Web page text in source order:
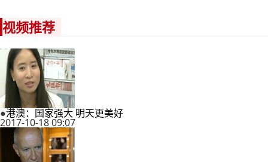
视频推荐
●港澳：国家强大 明天更美好
2017-10-18 09:07